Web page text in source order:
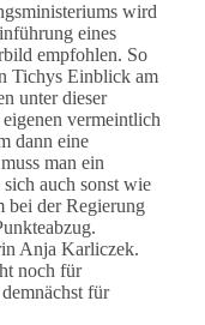
wird
eines
empfohlen. So
Tichys Einblick am
unter dieser
vermeintlich
dann eine
man ein
auch sonst wie
bei der Regierung
Anja Karliczek.
noch für
für